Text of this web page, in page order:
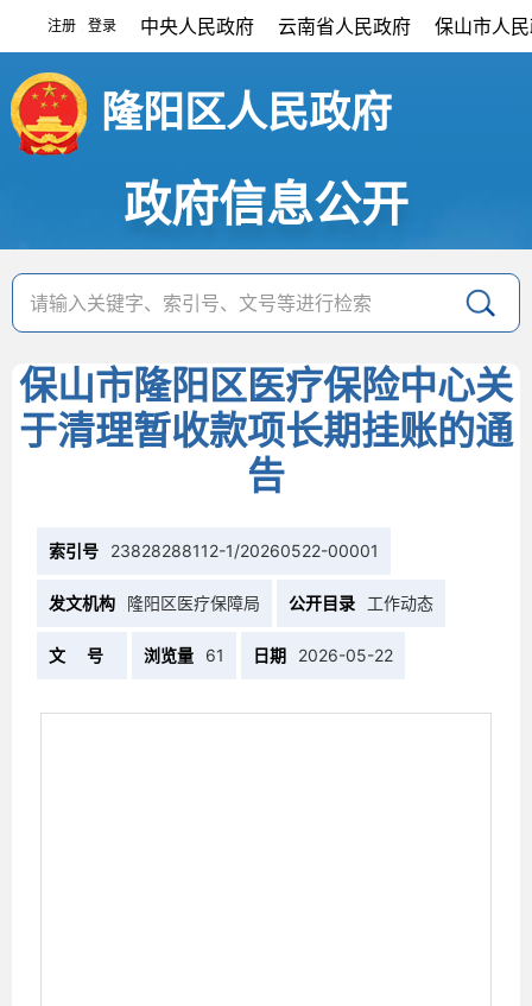
注册 登录 中央人民政府 云南省人民政府 保山市人
隆阳区人民政府
政府信息公开
保山市隆阳区医疗保险中心关
于清理暂收款项长期挂账的通
告
索引号 23828288112-1/20260522-00001
发文机构 隆阳区医疗保障局 公开目录 工作动态
文 号 浏览量 61 日期 2026-05-22